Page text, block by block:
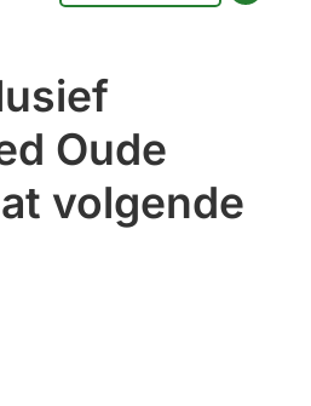
Oude
volgende